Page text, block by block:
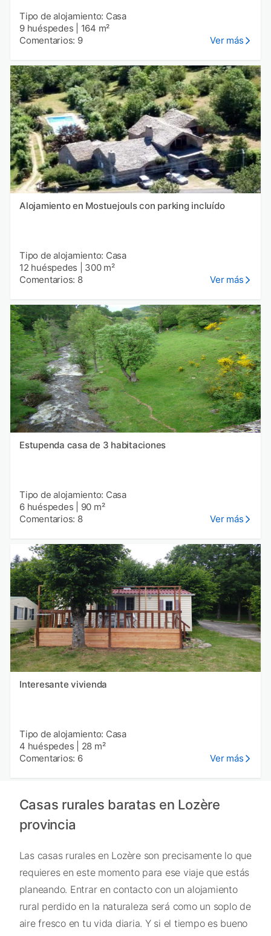
Tipo de alojamiento: Casa
9 huéspedes
164 m²
Comentarios: 9
Ver más
Alojamiento en Mostuejouls con parking incluído
Tipo de alojamiento: Casa
12 huéspedes
300 m²
Comentarios: 8
Ver más
Estupenda casa de 3 habitaciones
Tipo de alojamiento: Casa
6 huéspedes
90 m²
Comentarios: 8
Ver más
Interesante vivienda
Tipo de alojamiento: Casa
4 huéspedes
28 m²
Comentarios: 6
Ver más
Casas rurales baratas en Lozère
provincia
Las casas rurales en Lozère son precisamente lo que
requieres en este momento para ese viaje que estás
planeando. Entrar en contacto con un alojamiento
rural perdido en la naturaleza será como un soplo de
aire fresco en tu vida diaria. Y si el tiempo es bueno